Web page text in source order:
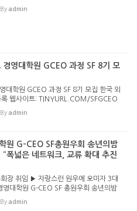
By admin
경영대학원 GCEO 과정 SF 8기 모
대학원 GCEO 과정 SF 8기 모집 한국 외
록 웹사이트: TINYURL.COM/SFGCEO
한국 외국어대학교와 함께 하세요. 한국외
GCEO 과정 SF 8기 모집 한국 외대 GC
By admin
원 G-CEO SF총원우회 송년의밤
폭넓은 네트워크, 교류 확대 추진
장 취임 ▶ 자랑스런 원우에 오미자 3대
영대학원 G-CEO SF 총원우회 송년의밤
참석자들이 단체사진을 찍었다. (앉아있
복님 원우, 이혜숙 행정부회장, 강승태
By admin